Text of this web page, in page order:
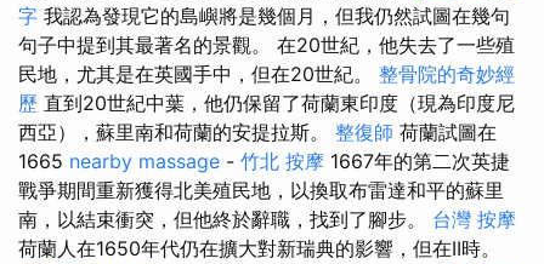
字 我認為發現它的島嶼將是幾個月，但我仍然試圖在幾句
句子中提到其最著名的景觀。 在20世紀，他失去了一些殖
民地，尤其是在英國手中，但在20世紀。 整骨院的奇妙經
歷 直到20世紀中葉，他仍保留了荷蘭東印度（現為印度尼
西亞），蘇里南和荷蘭的安提拉斯。 整復師 荷蘭試圖在
1665 nearby massage - 竹北 按摩 1667年的第二次英捷
戰爭期間重新獲得北美殖民地，以換取布雷達和平的蘇里
南，以結束衝突，但他終於辭職，找到了腳步。 台灣 按摩
荷蘭人在1650年代仍在擴大對新瑞典的影響，但在II時。